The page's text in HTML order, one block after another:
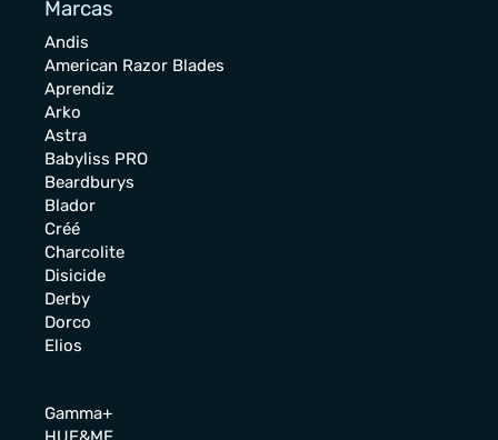
Marcas
Andis
American Razor Blades
Aprendiz
Arko
Astra
Babyliss PRO
Beardburys
Blador
Créé
Charcolite
Disicide
Derby
Dorco
Elios
Gamma+